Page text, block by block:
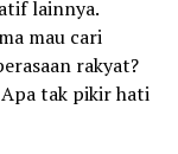
lainnya.
mau cari
rakyat?
Apa tak pikir hati